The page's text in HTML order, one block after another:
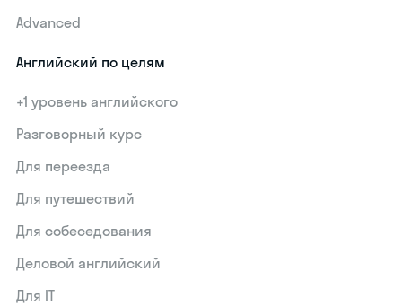
Advanced
Английский по целям
+1 уровень английского
Разговорный курс
Для переезда
Для путешествий
Для собеседования
Деловой английский
Для IT